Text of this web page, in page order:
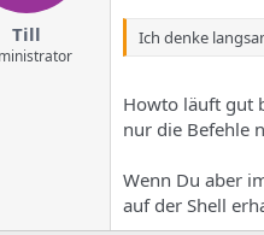
Till Ich denke
Howto läuft gut
nur die Befehle
Wenn Du aber
auf der Shell